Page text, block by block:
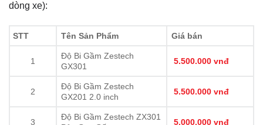
dòng xe):
STT Tên Sản Phẩm Giá bán
1
Độ Bi Gầm Zestech
GX301
5.500.000 vnđ
2
Độ Bi Gầm Zestech
GX201 2.0 inch
5.500.000 vnđ
3
Độ Bi Gầm Zestech ZX301
5.000.000 vnđ